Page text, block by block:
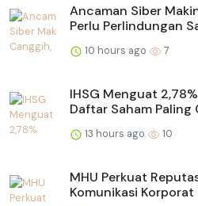
Ancaman Siber
Perlu Perlindungan
10 hours ago 7
IHSG Menguat
Daftar Saham Paling
13 hours ago 10
MHU Perkuat
Komunikasi Korporat